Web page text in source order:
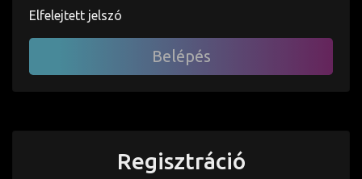
Elfelejtett jelszó
Belépés
Regisztráció